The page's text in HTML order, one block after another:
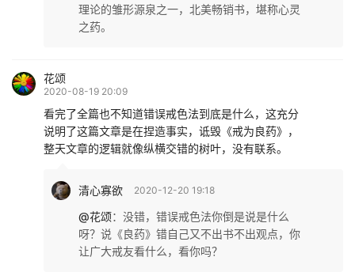
理论的雏形源泉之一，北美畅销书，堪称心灵
之药。
花颂
2020-08-19 20:09
看完了全篇也不知道错误戒色法到底是什么，这充分
说明了这篇文章是在捏造事实，诋毁《戒为良药》，
整天文章的逻辑就像纵横交错的树叶，没有联系。
清心寡欲 2020-12-20 19:18
@花颂： 没错，错误戒色法你倒是说是什么
呀？说《良药》错自己又不出书不出观点，你
让广大戒友看什么，看你吗？